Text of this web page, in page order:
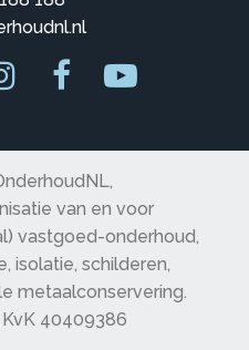
van en voor
vastgoed-onderhoud,
isolatie, schilderen,
metaalconservering.
40409386